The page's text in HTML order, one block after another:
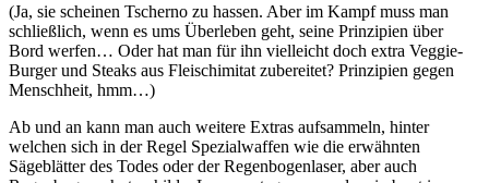
(Ja, sie scheinen Tscherno zu hassen. Aber im Kampf muss man
schließlich, wenn es ums Überleben geht, seine Prinzipien über
Bord werfen… Oder hat man für ihn vielleicht doch extra Veggie-
Burger und Steaks aus Fleischimitat zubereitet? Prinzipien gegen
Menschheit, hmm…)
Ab und an kann man auch weitere Extras aufsammeln, hinter
welchen sich in der Regel Spezialwaffen wie die erwähnten
Sägeblätter des Todes oder der Regenbogenlaser, aber auch